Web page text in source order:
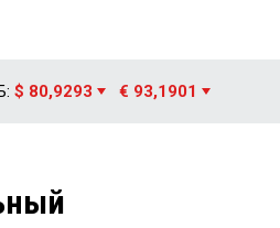
$ 80,9293 € 93,1901